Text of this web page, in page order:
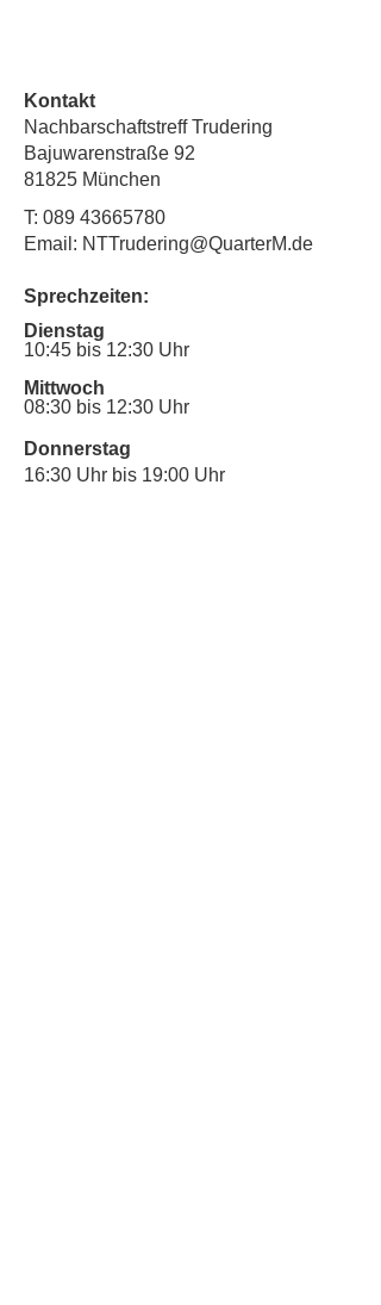
Kontakt
Nachbarschaftstreff Trudering
Bajuwarenstraße 92
81825 München
T: 089 43665780
Email: NTTrudering@QuarterM.de
Sprechzeiten:
Dienstag
10:45 bis 12:30 Uhr
Mittwoch
08:30 bis 12:30 Uhr
Donnerstag
16:30 Uhr bis 19:00 Uhr